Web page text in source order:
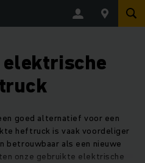
goed alternatief voor een
heftruck is vaak voordeliger
betrouwbaar als een nieuwe
onze gebruikte elektrische